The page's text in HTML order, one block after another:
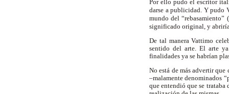
Por ello pudo el escritor
darse a publicidad. Y pudo
mundo del
significado original, y
De tal manera Vattimo
sentido del arte. El arte
finalidades ya se habrían
No está de más advertir
–malamente denominados
que entendió que se trataba